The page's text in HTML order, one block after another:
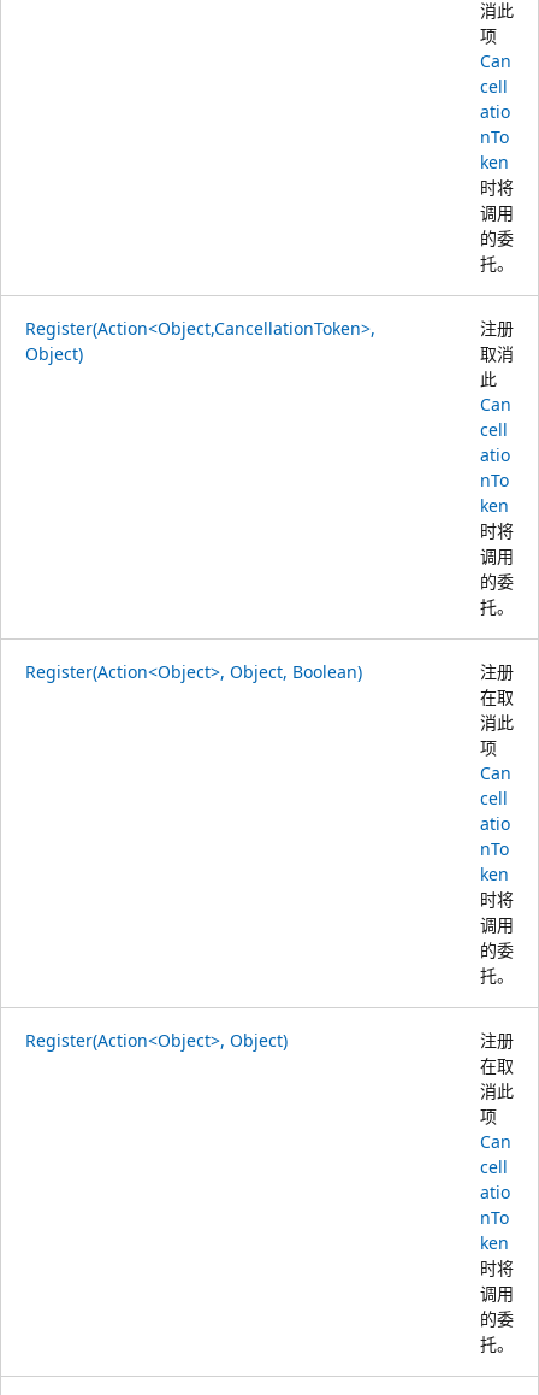
消此
项
Can
cell
atio
nTo
ken
时将
调用
的委
托。
Register(Action<Object,CancellationToken>,
Object)
注册
取消
此
Can
cell
atio
nTo
ken
时将
调用
的委
托。
Register(Action<Object>, Object, Boolean)
注册
在取
消此
项
Can
cell
atio
nTo
ken
时将
调用
的委
托。
Register(Action<Object>, Object)
注册
在取
消此
项
Can
cell
atio
nTo
ken
时将
调用
的委
托。